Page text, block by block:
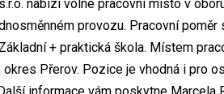
nabízí volné pracovní místo v
provozu. Pracovní
+ praktická škola. Místem
okres Přerov. Pozice je vhodná i pro